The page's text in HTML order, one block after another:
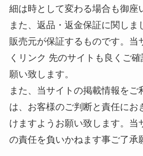
細は時として変わる場合も御座
また、返品・返金保証に関しま
販売元が保証するものです。当
くリンク 先のサイトも良くご
願い致します。
また、当サイトの掲載情報をご
は、お客様のご判断と責任にお
けますようお願い致します。当
の責任を負いかねます事ご了承